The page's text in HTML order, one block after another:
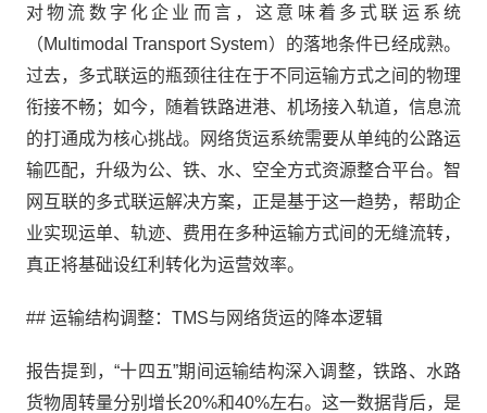
对物流数字化企业而言，这意味着多式联运系统
（Multimodal Transport System）的落地条件已经成熟。
过去，多式联运的瓶颈往往在于不同运输方式之间的物理
衔接不畅；如今，随着铁路进港、机场接入轨道，信息流
的打通成为核心挑战。网络货运系统需要从单纯的公路运
输匹配，升级为公、铁、水、空全方式资源整合平台。智
网互联的多式联运解决方案，正是基于这一趋势，帮助企
业实现运单、轨迹、费用在多种运输方式间的无缝流转，
真正将基础设红利转化为运营效率。
## 运输结构调整：TMS与网络货运的降本逻辑
报告提到，“十四五”期间运输结构深入调整，铁路、水路
货物周转量分别增长20%和40%左右。这一数据背后，是